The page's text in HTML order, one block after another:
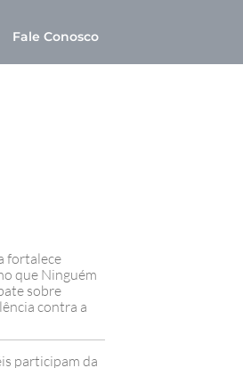
Fale Conosco
fortalece
que Ninguém
sobre
contra a
participam da